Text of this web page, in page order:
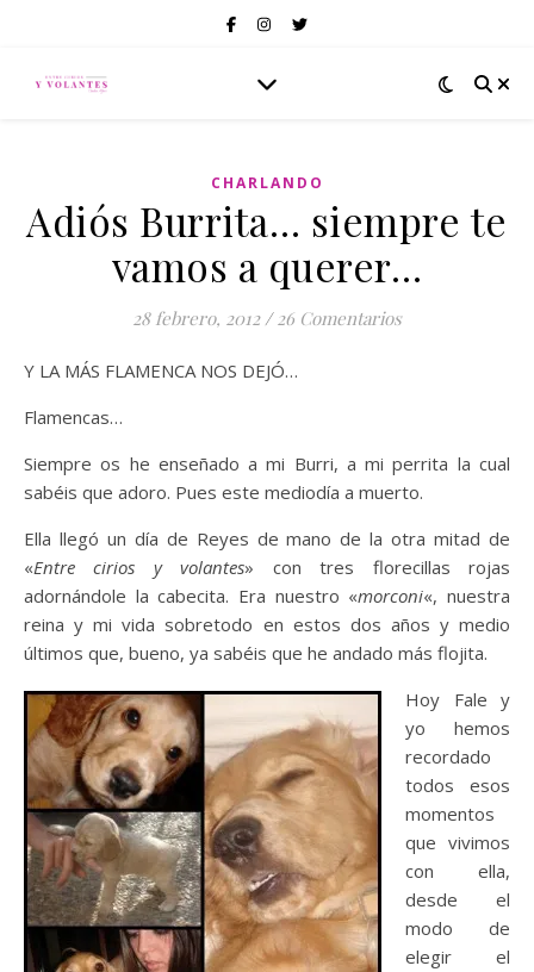
CHARLANDO
Adiós Burrita… siempre te
vamos a querer…
28 febrero, 2012 / 26 Comentarios
Y LA MÁS FLAMENCA NOS DEJÓ…
Flamencas…
Siempre os he enseñado a mi Burri, a mi perrita la cual
sabéis que adoro. Pues este mediodía a muerto.
Ella llegó un día de Reyes de mano de la otra mitad de
«Entre cirios y volantes» con tres florecillas rojas
adornándole la cabecita. Era nuestro «morconi«, nuestra
reina y mi vida sobretodo en estos dos años y medio
últimos que, bueno, ya sabéis que he andado más flojita.
Hoy Fale y
yo hemos
recordado
todos esos
momentos
que vivimos
con ella,
desde el
modo de
elegir el